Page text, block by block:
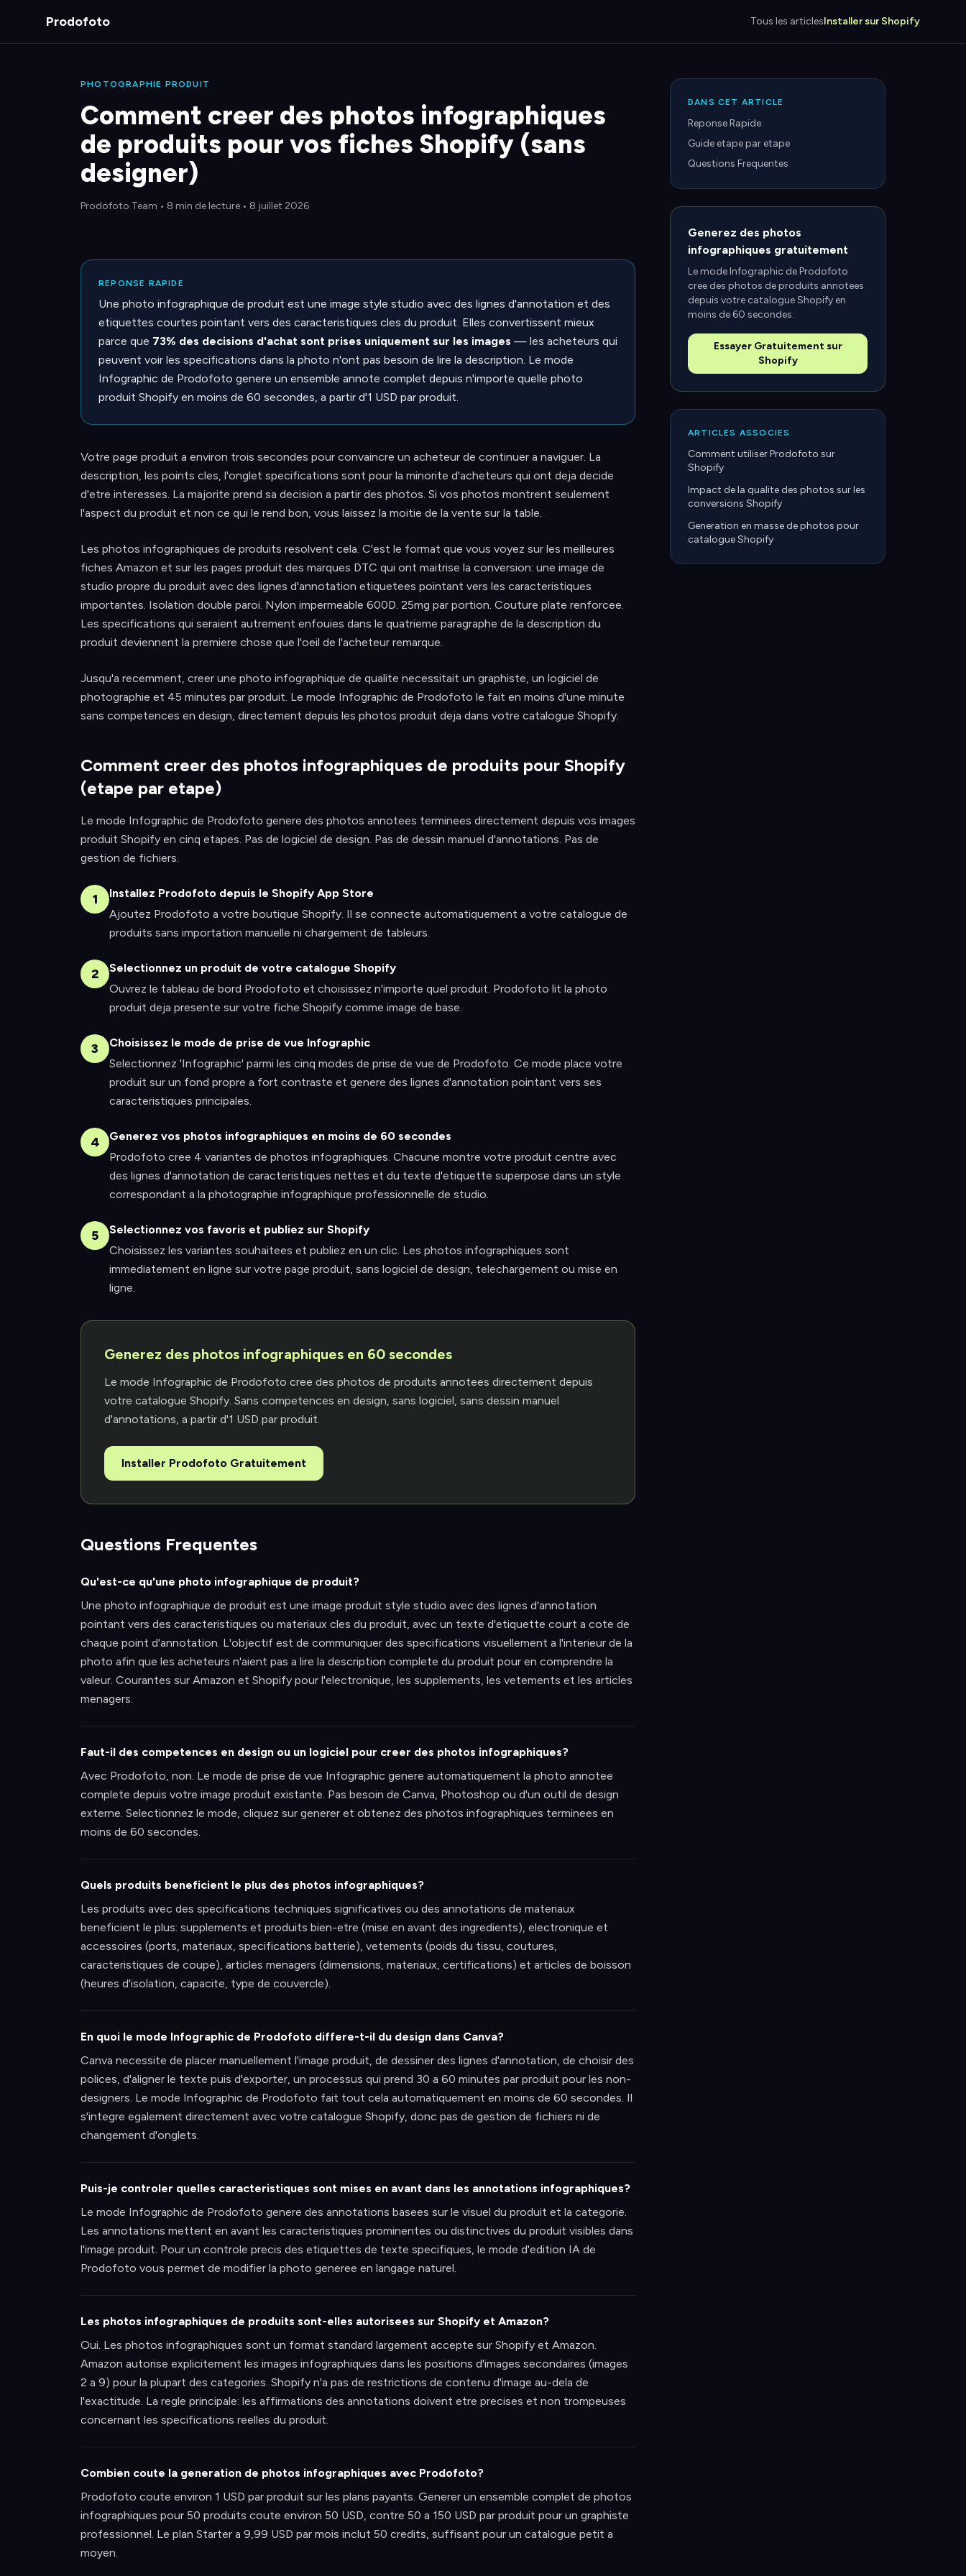
Prodofoto Tous les articlesInstaller sur Shopify
PHOTOGRAPHIE PRODUIT
Comment creer des photos infographiques
de produits pour vos fiches Shopify (sans
designer)
Prodofoto Team • 8 min de lecture • 8 juillet 2026
REPONSE RAPIDE
Une photo infographique de produit est une image style studio avec des lignes d'annotation et des
etiquettes courtes pointant vers des caracteristiques cles du produit. Elles convertissent mieux
parce que 73% des decisions d'achat sont prises uniquement sur les images — les acheteurs qui
peuvent voir les specifications dans la photo n'ont pas besoin de lire la description. Le mode
Infographic de Prodofoto genere un ensemble annote complet depuis n'importe quelle photo
produit Shopify en moins de 60 secondes, a partir d'1 USD par produit.
Votre page produit a environ trois secondes pour convaincre un acheteur de continuer a naviguer. La
description, les points cles, l'onglet specifications sont pour la minorite d'acheteurs qui ont deja decide
d'etre interesses. La majorite prend sa decision a partir des photos. Si vos photos montrent seulement
l'aspect du produit et non ce qui le rend bon, vous laissez la moitie de la vente sur la table.
Les photos infographiques de produits resolvent cela. C'est le format que vous voyez sur les meilleures
fiches Amazon et sur les pages produit des marques DTC qui ont maitrise la conversion: une image de
studio propre du produit avec des lignes d'annotation etiquetees pointant vers les caracteristiques
importantes. Isolation double paroi. Nylon impermeable 600D. 25mg par portion. Couture plate renforcee.
Les specifications qui seraient autrement enfouies dans le quatrieme paragraphe de la description du
produit deviennent la premiere chose que l'oeil de l'acheteur remarque.
Jusqu'a recemment, creer une photo infographique de qualite necessitait un graphiste, un logiciel de
photographie et 45 minutes par produit. Le mode Infographic de Prodofoto le fait en moins d'une minute
sans competences en design, directement depuis les photos produit deja dans votre catalogue Shopify.
Comment creer des photos infographiques de produits pour Shopify
(etape par etape)
Le mode Infographic de Prodofoto genere des photos annotees terminees directement depuis vos images
produit Shopify en cinq etapes. Pas de logiciel de design. Pas de dessin manuel d'annotations. Pas de
gestion de fichiers.
1
Installez Prodofoto depuis le Shopify App Store
Ajoutez Prodofoto a votre boutique Shopify. Il se connecte automatiquement a votre catalogue de
produits sans importation manuelle ni chargement de tableurs.
2
Selectionnez un produit de votre catalogue Shopify
Ouvrez le tableau de bord Prodofoto et choisissez n'importe quel produit. Prodofoto lit la photo
produit deja presente sur votre fiche Shopify comme image de base.
3
Choisissez le mode de prise de vue Infographic
Selectionnez 'Infographic' parmi les cinq modes de prise de vue de Prodofoto. Ce mode place votre
produit sur un fond propre a fort contraste et genere des lignes d'annotation pointant vers ses
caracteristiques principales.
4
Generez vos photos infographiques en moins de 60 secondes
Prodofoto cree 4 variantes de photos infographiques. Chacune montre votre produit centre avec
des lignes d'annotation de caracteristiques nettes et du texte d'etiquette superpose dans un style
correspondant a la photographie infographique professionnelle de studio.
5
Selectionnez vos favoris et publiez sur Shopify
Choisissez les variantes souhaitees et publiez en un clic. Les photos infographiques sont
immediatement en ligne sur votre page produit, sans logiciel de design, telechargement ou mise en
ligne.
Generez des photos infographiques en 60 secondes
Le mode Infographic de Prodofoto cree des photos de produits annotees directement depuis
votre catalogue Shopify. Sans competences en design, sans logiciel, sans dessin manuel
d'annotations, a partir d'1 USD par produit.
Installer Prodofoto Gratuitement
Questions Frequentes
Qu'est-ce qu'une photo infographique de produit?
Une photo infographique de produit est une image produit style studio avec des lignes d'annotation
pointant vers des caracteristiques ou materiaux cles du produit, avec un texte d'etiquette court a cote de
chaque point d'annotation. L'objectif est de communiquer des specifications visuellement a l'interieur de la
photo afin que les acheteurs n'aient pas a lire la description complete du produit pour en comprendre la
valeur. Courantes sur Amazon et Shopify pour l'electronique, les supplements, les vetements et les articles
menagers.
Faut-il des competences en design ou un logiciel pour creer des photos infographiques?
Avec Prodofoto, non. Le mode de prise de vue Infographic genere automatiquement la photo annotee
complete depuis votre image produit existante. Pas besoin de Canva, Photoshop ou d'un outil de design
externe. Selectionnez le mode, cliquez sur generer et obtenez des photos infographiques terminees en
moins de 60 secondes.
Quels produits beneficient le plus des photos infographiques?
Les produits avec des specifications techniques significatives ou des annotations de materiaux
beneficient le plus: supplements et produits bien-etre (mise en avant des ingredients), electronique et
accessoires (ports, materiaux, specifications batterie), vetements (poids du tissu, coutures,
caracteristiques de coupe), articles menagers (dimensions, materiaux, certifications) et articles de boisson
(heures d'isolation, capacite, type de couvercle).
En quoi le mode Infographic de Prodofoto differe-t-il du design dans Canva?
Canva necessite de placer manuellement l'image produit, de dessiner des lignes d'annotation, de choisir des
polices, d'aligner le texte puis d'exporter, un processus qui prend 30 a 60 minutes par produit pour les non-
designers. Le mode Infographic de Prodofoto fait tout cela automatiquement en moins de 60 secondes. Il
s'integre egalement directement avec votre catalogue Shopify, donc pas de gestion de fichiers ni de
changement d'onglets.
Puis-je controler quelles caracteristiques sont mises en avant dans les annotations infographiques?
Le mode Infographic de Prodofoto genere des annotations basees sur le visuel du produit et la categorie.
Les annotations mettent en avant les caracteristiques prominentes ou distinctives du produit visibles dans
l'image produit. Pour un controle precis des etiquettes de texte specifiques, le mode d'edition IA de
Prodofoto vous permet de modifier la photo generee en langage naturel.
Les photos infographiques de produits sont-elles autorisees sur Shopify et Amazon?
Oui. Les photos infographiques sont un format standard largement accepte sur Shopify et Amazon.
Amazon autorise explicitement les images infographiques dans les positions d'images secondaires (images
2 a 9) pour la plupart des categories. Shopify n'a pas de restrictions de contenu d'image au-dela de
l'exactitude. La regle principale: les affirmations des annotations doivent etre precises et non trompeuses
concernant les specifications reelles du produit.
Combien coute la generation de photos infographiques avec Prodofoto?
Prodofoto coute environ 1 USD par produit sur les plans payants. Generer un ensemble complet de photos
infographiques pour 50 produits coute environ 50 USD, contre 50 a 150 USD par produit pour un graphiste
professionnel. Le plan Starter a 9,99 USD par mois inclut 50 credits, suffisant pour un catalogue petit a
moyen.
DANS CET ARTICLE
Reponse Rapide
Guide etape par etape
Questions Frequentes
Generez des photos
infographiques gratuitement
Le mode Infographic de Prodofoto
cree des photos de produits annotees
depuis votre catalogue Shopify en
moins de 60 secondes.
Essayer Gratuitement sur
Shopify
ARTICLES ASSOCIES
Comment utiliser Prodofoto sur
Shopify
Impact de la qualite des photos sur les
conversions Shopify
Generation en masse de photos pour
catalogue Shopify